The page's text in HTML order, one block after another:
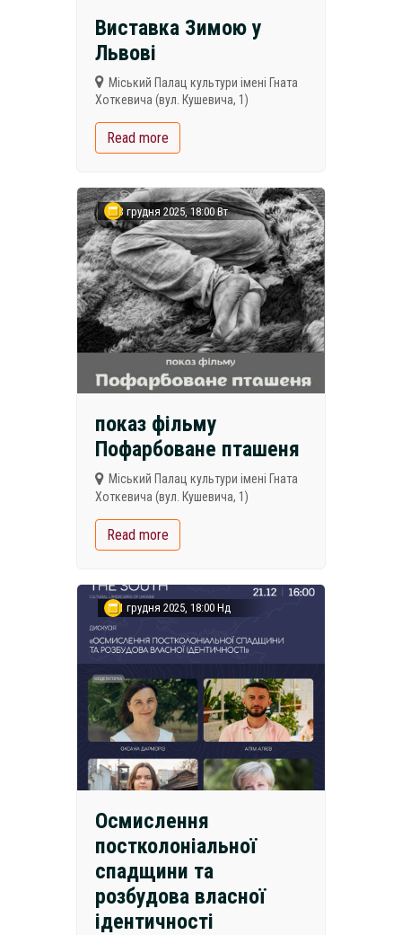
Виставка Зимою у
Львові
Міський Палац культури імені Гната
Хоткевича (вул. Кушевича, 1)
Read more
23 грудня 2025, 18:00 Вт
показ фільму
Пофарбоване пташеня
Міський Палац культури імені Гната
Хоткевича (вул. Кушевича, 1)
Read more
21 грудня 2025, 18:00 Нд
Осмислення
постколоніальної
спадщини та
розбудова власної
ідентичності